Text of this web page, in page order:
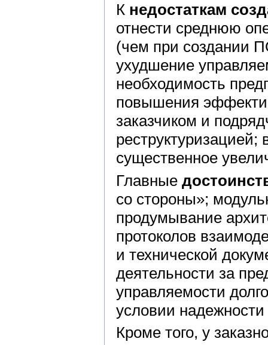
К недостаткам
отнести среднюю
(чем при создании
ухудшение
необходимость
повышения
заказчиком и
существенное
Главные
со стороны»;
продумывание
протоколов
и технической
деятельности за
управляемости
условии
Кроме того, у